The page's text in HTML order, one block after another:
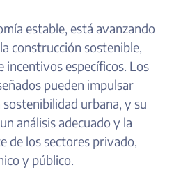
MÉXICO
estable, está avanzando
construcción sostenible,
incentivos específicos. Los
pueden impulsar
urbana, y su
análisis adecuado y la
de los sectores privado,
y público.